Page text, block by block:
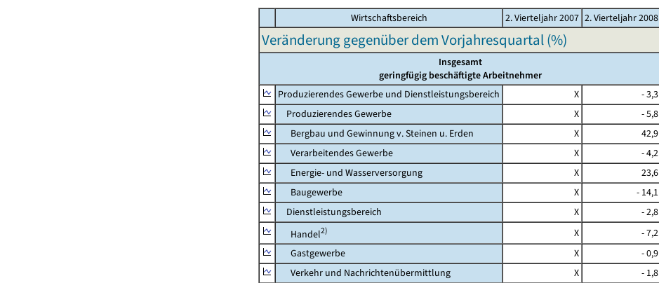
Wirtschaftsbereich 2. Vierteljahr 2007 2. Vierteljahr 2008
Veränderung gegenüber dem Vorjahresquartal (%)
Insgesamt
geringfügig beschäftigte Arbeitnehmer
Produzierendes Gewerbe und Dienstleistungsbereich
X
- 3,3
Produzierendes Gewerbe
X
- 5,8
Bergbau und Gewinnung v. Steinen u. Erden
X
42,9
Verarbeitendes Gewerbe
X
- 4,2
Energie- und Wasserversorgung
X
23,6
Baugewerbe
X
- 14,1
Dienstleistungsbereich
X
- 2,8
Handel2) X
- 7,2
Gastgewerbe
X
- 0,9
Verkehr und Nachrichtenübermittlung
X
- 1,8